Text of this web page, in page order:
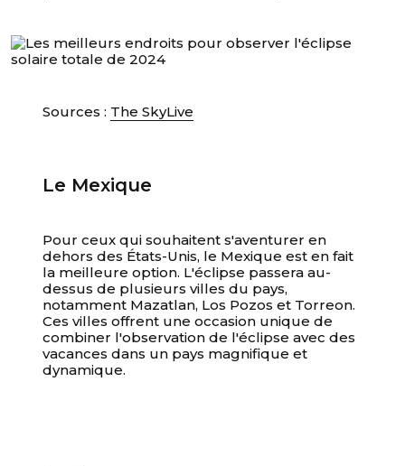
Sources : The SkyLive
Le Mexique
Pour ceux qui souhaitent s'aventurer en
dehors des États-Unis, le Mexique est en fait
la meilleure option. L'éclipse passera au-
dessus de plusieurs villes du pays,
notamment Mazatlan, Los Pozos et Torreon.
Ces villes offrent une occasion unique de
combiner l'observation de l'éclipse avec des
vacances dans un pays magnifique et
dynamique.
Unable to load recommendations.